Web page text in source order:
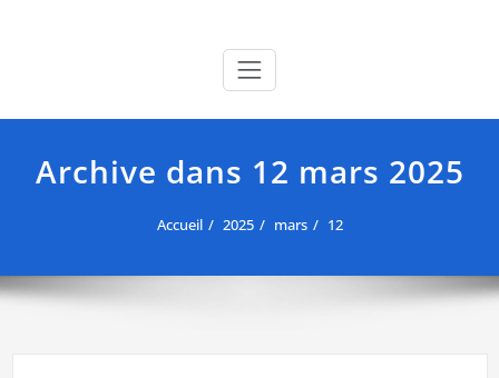
Archive dans 12 mars 2025
Accueil 2025 mars 12